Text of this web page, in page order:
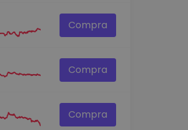
Compra
Compra
Compra